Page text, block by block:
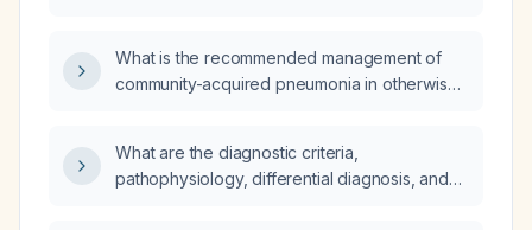
What is the recommended management of
community-acquired pneumonia in otherwise
What are the diagnostic criteria,
pathophysiology, differential diagnosis, and